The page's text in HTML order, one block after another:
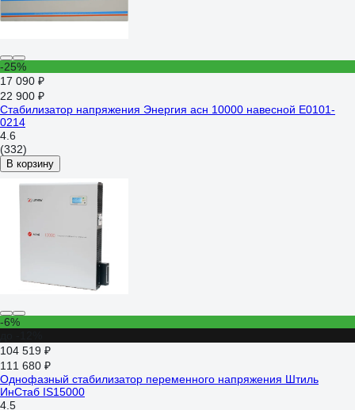
-25%
17 090 ₽
22 900 ₽
Стабилизатор напряжения Энергия асн 10000 навесной Е0101-
0214
4.6
(332)
В корзину
-6%
104 519 ₽
111 680 ₽
Однофазный стабилизатор переменного напряжения Штиль
ИнСтаб IS15000
4.5